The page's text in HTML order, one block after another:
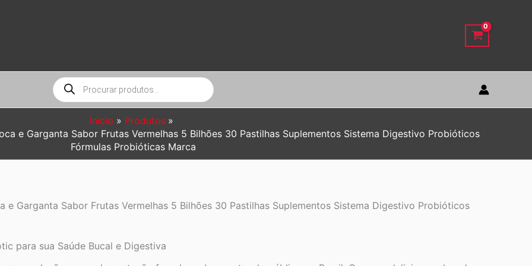
Pesquisar
produtos
Início
Produtos
e Garganta Sabor Frutas Vermelhas 5 Bilhões 30 Pastilhas Suplementos Sistema Digestivo Probióticos
Fórmulas Probióticas Marca
Garganta Sabor Frutas Vermelhas 5 Bilhões 30 Pastilhas Suplementos Sistema Digestivo Probióticos
para sua Saúde Bucal e Digestiva